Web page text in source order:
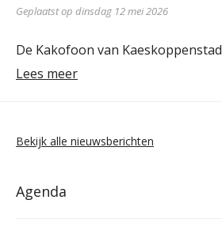
Geplaatst op dinsdag 12 mei 2026
De Kakofoon van Kaeskoppenstad
Lees meer
Bekijk alle nieuwsberichten
Agenda